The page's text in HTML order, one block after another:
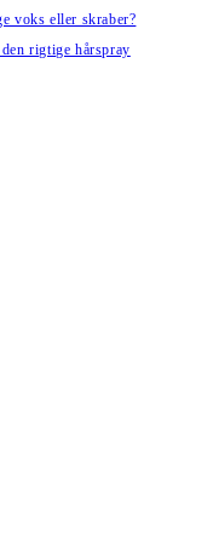
voks eller skraber?
rigtige hårspray